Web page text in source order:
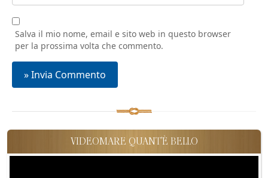
Salva il mio nome, email e sito web in questo browser
per la prossima volta che commento.
VIDEOMARE QUANT'È BELLO